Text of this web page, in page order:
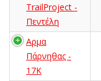
TrailProject -
Πεντέλη
Αρμα
Πάρνηθας -
17K